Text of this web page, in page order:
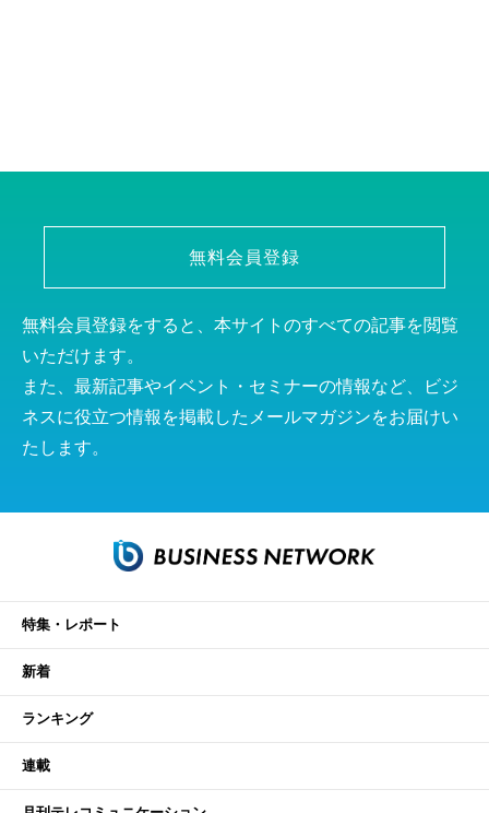
無料会員登録
無料会員登録をすると、本サイトのすべての記事を閲覧
いただけます。
また、最新記事やイベント・セミナーの情報など、ビジ
ネスに役立つ情報を掲載したメールマガジンをお届けい
たします。
特集・レポート
新着
ランキング
連載